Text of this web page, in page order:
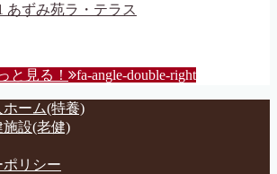
あずみ苑ラ・テラス
と見る！ fa-angle-double-right
ーム(特養)
設(老健)
リシー